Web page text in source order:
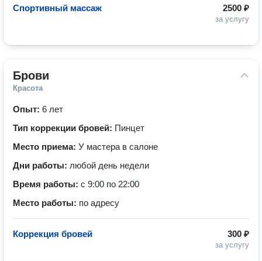
2500 ₽
за услугу
Спортивный массаж
Брови
Красота
Опыт: 6 лет
Тип коррекции бровей: Пинцет
Место приема: У мастера в салоне
Дни работы: любой день недели
Время работы: с 9:00 по 22:00
Место работы: по адресу
300 ₽
за услугу
Коррекция бровей